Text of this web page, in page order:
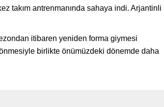
takım antrenmanında sahaya indi. Arjantinli
itibaren yeniden forma giymesi
birlikte önümüzdeki dönemde daha